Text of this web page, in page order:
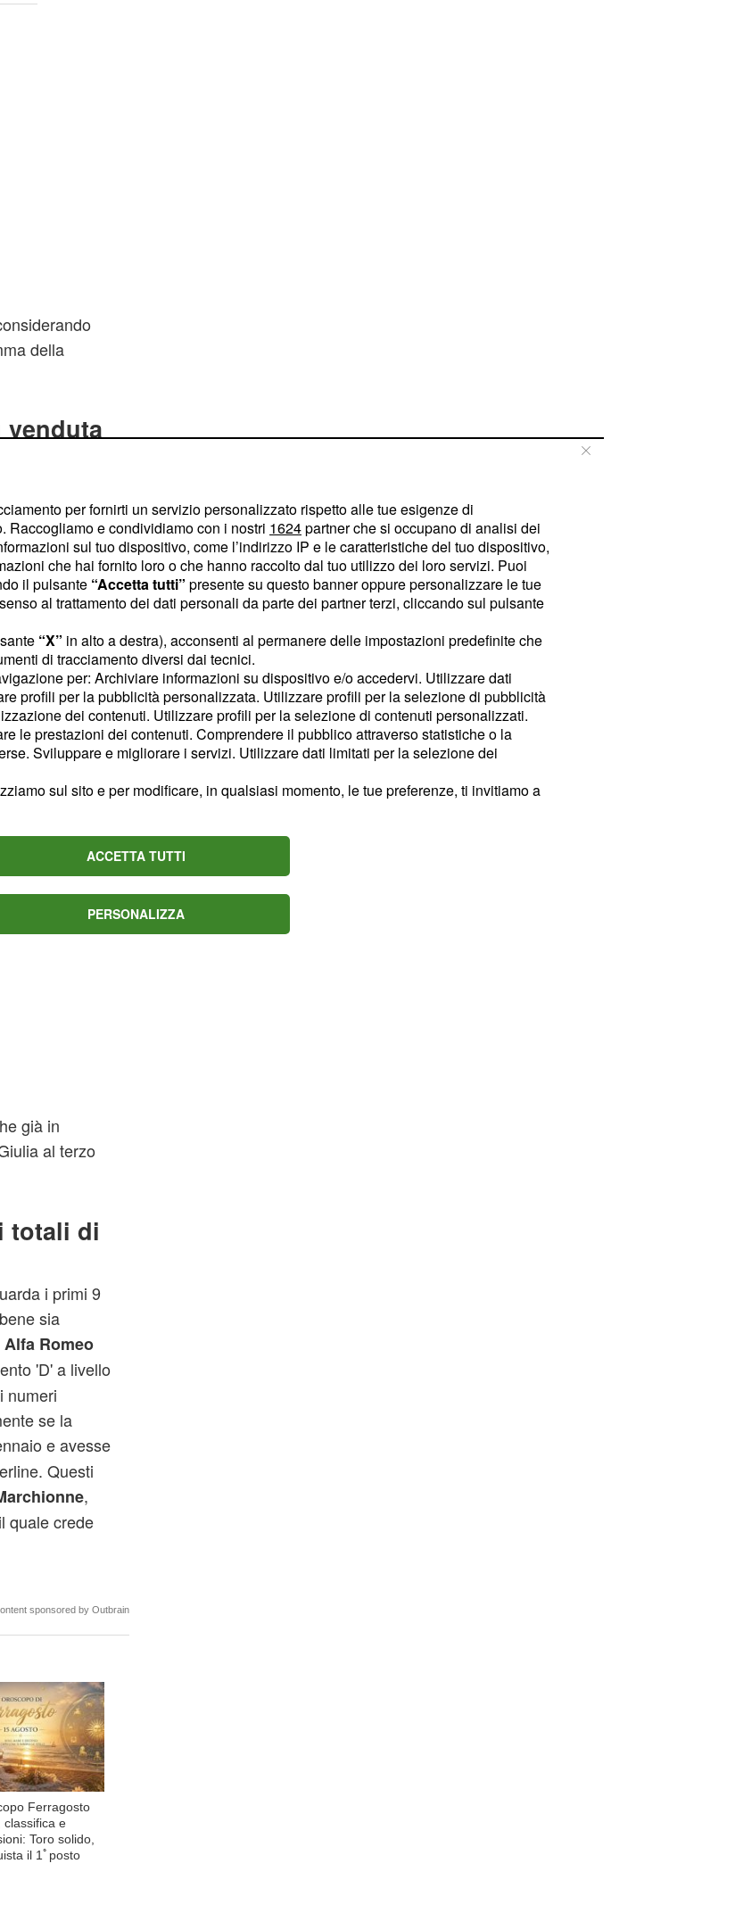
della
e top di
è
Veloce, che
di
'D' più
lo scorso
esemplari),
numeri
la gamma
ed in
già in
al terzo
totali di
i primi 9
sia
Alfa Romeo
'D' a livello
numeri
se la
e avesse
Questi
,
quale crede
sponsored by Outbrain
Ferragosto
classifica e
Toro solido,
il 1ﾟposto
per fornirti un servizio personalizzato rispetto alle tue esigenze di
Raccogliamo e condividiamo con i nostri 1624partner che si occupano di analisi dei
sul tuo dispositivo, come l’indirizzo IP e le caratteristiche del tuo dispositivo,
che hai fornito loro o che hanno raccolto dal tuo utilizzo dei loro servizi. Puoi
il pulsante “Accetta tutti” presente su questo banner oppure personalizzare le tue
al trattamento dei dati personali da parte dei partner terzi, cliccando sul pulsante
“X” in alto a destra), acconsenti al permanere delle impostazioni predefinite che
di tracciamento diversi dai tecnici.
per: Archiviare informazioni su dispositivo e/o accedervi. Utilizzare dati
profili per la pubblicità personalizzata. Utilizzare profili per la selezione di pubblicità
dei contenuti. Utilizzare profili per la selezione di contenuti personalizzati.
le prestazioni dei contenuti. Comprendere il pubblico attraverso statistiche o la
Sviluppare e migliorare i servizi. Utilizzare dati limitati per la selezione dei
sul sito e per modificare, in qualsiasi momento, le tue preferenze, ti invitiamo a
ACCETTA TUTTI
PERSONALIZZA